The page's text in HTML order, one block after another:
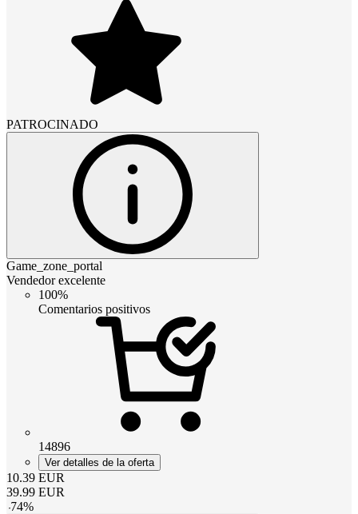
PATROCINADO
Game_zone_portal
Vendedor excelente
100%
Comentarios positivos
14896
Ver detalles de la oferta
10.39 EUR
39.99 EUR
-74%